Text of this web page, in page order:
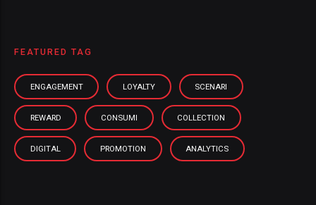
FEATURED TAG
ENGAGEMENT LOYALTY SCENARI
REWARD CONSUMI COLLECTION
DIGITAL PROMOTION ANALYTICS